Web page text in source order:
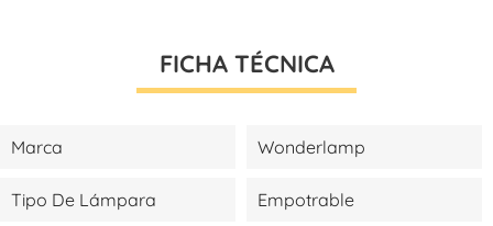
FICHA TÉCNICA
Marca Wonderlamp
Tipo De Lámpara Empotrable